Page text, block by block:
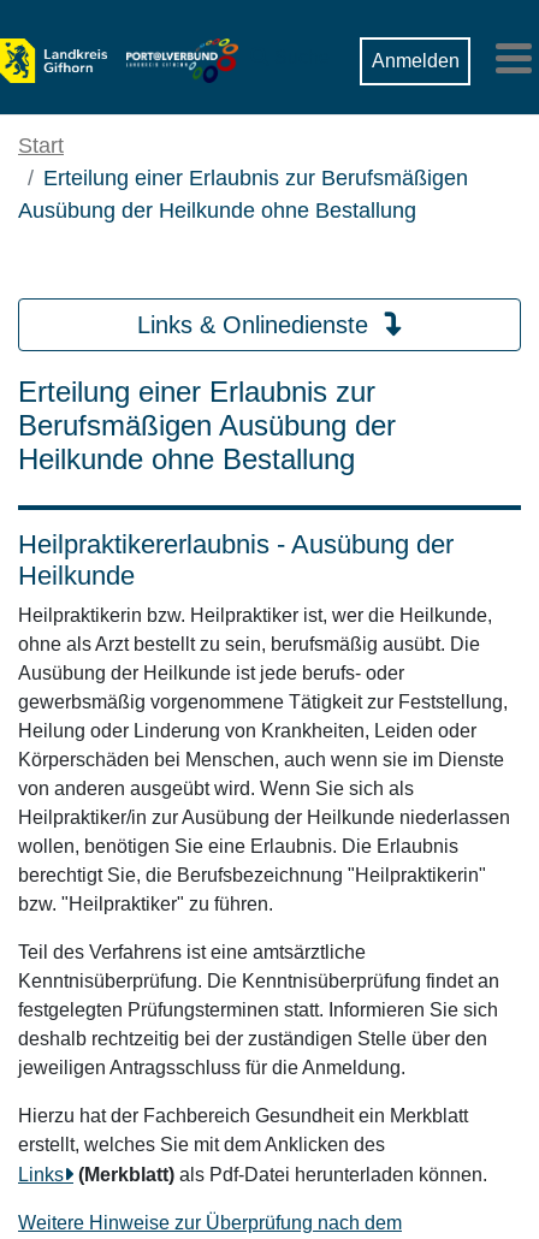
Anmelden
Start
Erteilung einer Erlaubnis zur Berufsmäßigen
Ausübung der Heilkunde ohne Bestallung
Links & Onlinedienste
Erteilung einer Erlaubnis zur
Berufsmäßigen Ausübung der
Heilkunde ohne Bestallung
Heilpraktikererlaubnis - Ausübung der
Heilkunde
Heilpraktikerin bzw. Heilpraktiker ist, wer die Heilkunde,
ohne als Arzt bestellt zu sein, berufsmäßig ausübt. Die
Ausübung der Heilkunde ist jede berufs- oder
gewerbsmäßig vorgenommene Tätigkeit zur Feststellung,
Heilung oder Linderung von Krankheiten, Leiden oder
Körperschäden bei Menschen, auch wenn sie im Dienste
von anderen ausgeübt wird. Wenn Sie sich als
Heilpraktiker/in zur Ausübung der Heilkunde niederlassen
wollen, benötigen Sie eine Erlaubnis. Die Erlaubnis
berechtigt Sie, die Berufsbezeichnung "Heilpraktikerin"
bzw. "Heilpraktiker" zu führen.
Teil des Verfahrens ist eine amtsärztliche
Kenntnisüberprüfung. Die Kenntnisüberprüfung findet an
festgelegten Prüfungsterminen statt. Informieren Sie sich
deshalb rechtzeitig bei der zuständigen Stelle über den
jeweiligen Antragsschluss für die Anmeldung.
Hierzu hat der Fachbereich Gesundheit ein Merkblatt
erstellt, welches Sie mit dem Anklicken des
Links
(Merkblatt) als Pdf-Datei herunterladen können.
Weitere Hinweise zur Überprüfung nach dem